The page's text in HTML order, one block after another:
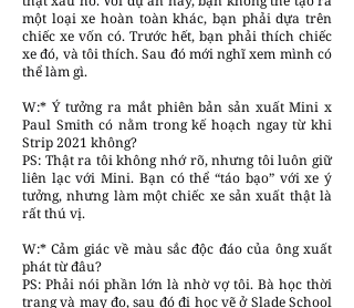
một loại xe hoàn toàn khác, bạn phải dựa trên
chiếc xe vốn có. Trước hết, bạn phải thích chiếc
xe đó, và tôi thích. Sau đó mới nghĩ xem mình có
thể làm gì.
W:* Ý tưởng ra mắt phiên bản sản xuất Mini x
Paul Smith có nằm trong kế hoạch ngay từ khi
Strip 2021 không?
PS: Thật ra tôi không nhớ rõ, nhưng tôi luôn giữ
liên lạc với Mini. Bạn có thể “táo bạo” với xe ý
tưởng, nhưng làm một chiếc xe sản xuất thật là
rất thú vị.
W:* Cảm giác về màu sắc độc đáo của ông xuất
phát từ đâu?
PS: Phải nói phần lớn là nhờ vợ tôi. Bà học thời
trang và may đo, sau đó đi học vẽ ở Slade School